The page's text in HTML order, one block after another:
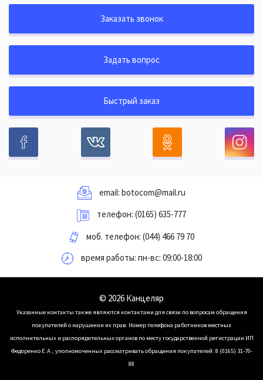
Заказать звонок
Задать вопрос
Быстрый заказ
email: botocom@mail.ru
телефон: (0165) 635-777
моб. телефон: (044) 466 79 70
время работы: пн-вс: 09:00-18:00
© 2026 Канцеляр
Указанные контакты также являются контактами для связи по вопросам обращения
покупателей о нарушении их прав. Номер телефона работников местных
исполнительных и распорядительных органов по месту государственной регистрации ИП
Федоренко Е.А., уполномоченных рассматривать обращения покупателей: 8 (0165) 31-70-
88